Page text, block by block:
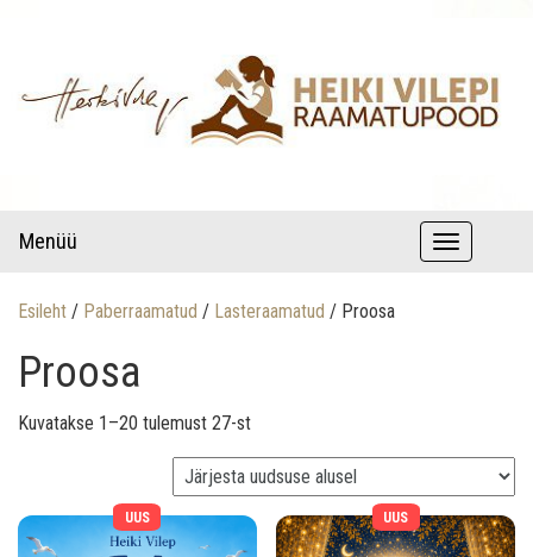
Lastekirjandus – Heiki Vilepi
T
a
Menüü
Esileht / Paberraamatud / Lasteraamatud / Proosa
Proosa
Kuvatakse 1–20 tulemust 27-stSorditud uusimate järgi
UUS UUS